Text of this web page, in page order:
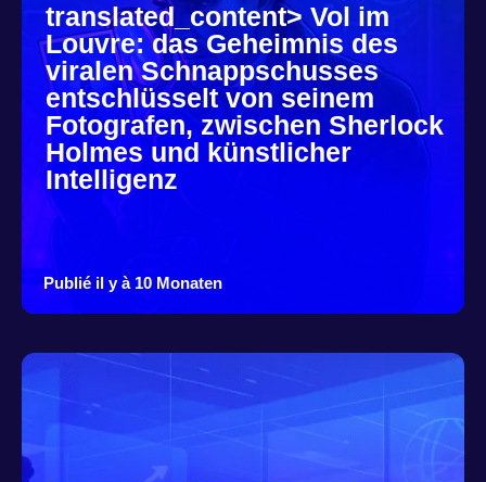
translated_content> Vol im
Louvre: das Geheimnis des
viralen Schnappschusses
entschlüsselt von seinem
Fotografen, zwischen Sherlock
Holmes und künstlicher
Intelligenz
Publié il y à 10 Monaten